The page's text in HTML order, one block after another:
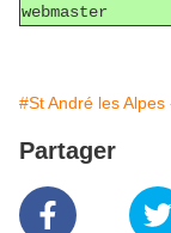
webmaster
#St André les Alpes
Partager